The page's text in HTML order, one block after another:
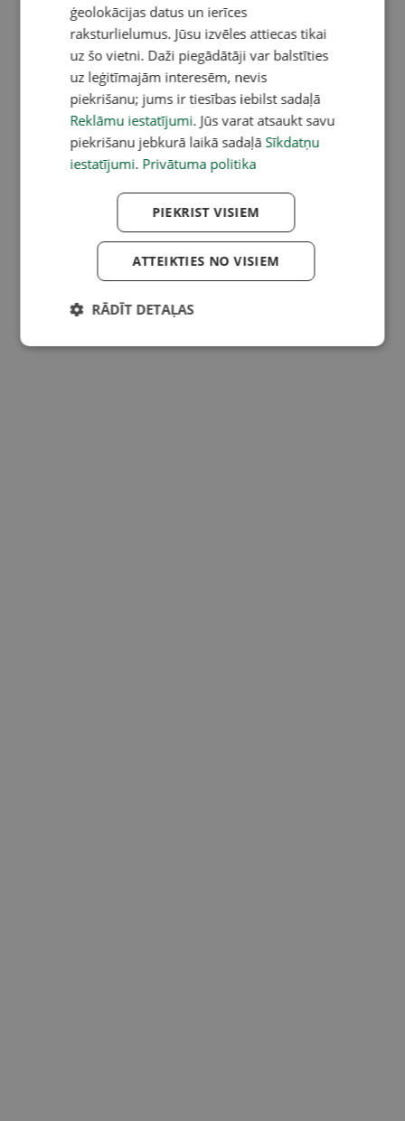
ģeolokācijas datus un ierīces
raksturlielumus. Jūsu izvēles attiecas tikai
uz šo vietni. Daži piegādātāji var balstīties
uz leģitīmajām interesēm, nevis
piekrišanu; jums ir tiesības iebilst sadaļā
Reklāmu iestatījumi. Jūs varat atsaukt savu
piekrišanu jebkurā laikā sadaļā Sīkdatņu
iestatījumi. Privātuma politika
PIEKRIST VISIEM
ATTEIKTIES NO VISIEM
RĀDĪT DETAĻAS